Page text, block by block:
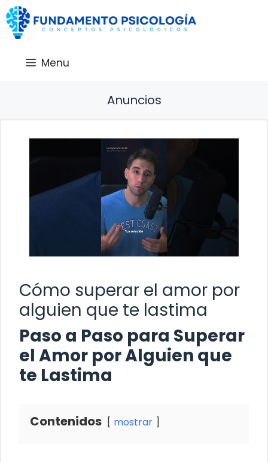
Saltar
al
contenido
Menu
Anuncios
Cómo superar el amor por
alguien que te lastima
Paso a Paso para Superar
el Amor por Alguien que
te Lastima
Contenidos mostrar